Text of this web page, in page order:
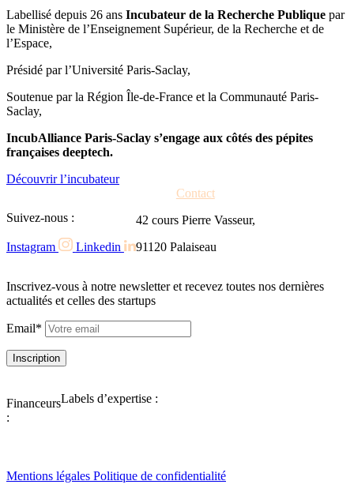
Labellisé depuis 26 ans Incubateur de la Recherche Publique par
le Ministère de l’Enseignement Supérieur, de la Recherche et de
l’Espace,
Présidé par l’Université Paris-Saclay,
Soutenue par la Région Île-de-France et la Communauté Paris-
Saclay,
IncubAlliance Paris-Saclay s’engage aux côtés des pépites
françaises deeptech.
Découvrir l’incubateur
Suivez-nous :
Instagram Linkedin
Contact
42 cours Pierre Vasseur,
91120 Palaiseau
Inscrivez-vous à notre newsletter et recevez toutes nos dernières
actualités et celles des startups
Email*
Financeurs
:
Labels d’expertise :
Mentions légales Politique de confidentialité